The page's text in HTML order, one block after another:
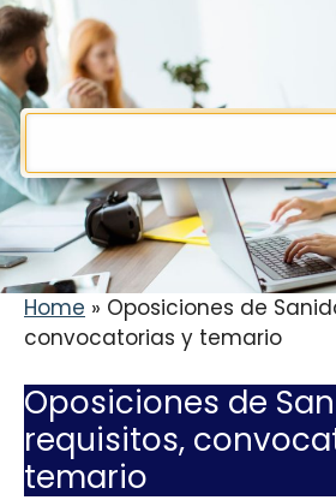
Home » Oposiciones de
convocatorias y temario
Oposiciones de
requisitos,
temario